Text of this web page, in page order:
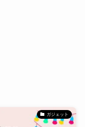
ガジェット